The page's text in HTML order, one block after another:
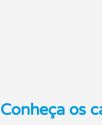
Conheça os